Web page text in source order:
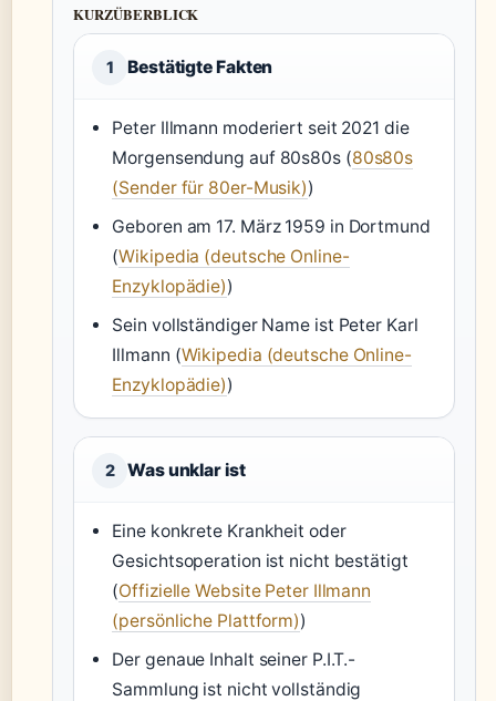
KURZÜBERBLICK
1 Bestätigte Fakten
Peter Illmann moderiert seit 2021 die
Morgensendung auf 80s80s (80s80s
(Sender für 80er-Musik))
Geboren am 17. März 1959 in Dortmund
(Wikipedia (deutsche Online-
Enzyklopädie))
Sein vollständiger Name ist Peter Karl
Illmann (Wikipedia (deutsche Online-
Enzyklopädie))
2 Was unklar ist
Eine konkrete Krankheit oder
Gesichtsoperation ist nicht bestätigt
(Offizielle Website Peter Illmann
(persönliche Plattform))
Der genaue Inhalt seiner P.I.T.-
Sammlung ist nicht vollständig